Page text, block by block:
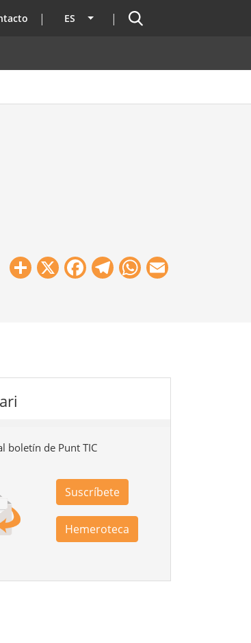
ES Lista adicional de acciones
Buscador
Share
X Facebook
Telegram
WhatsApp
boletín de Punt TIC
Suscríbete
Hemeroteca